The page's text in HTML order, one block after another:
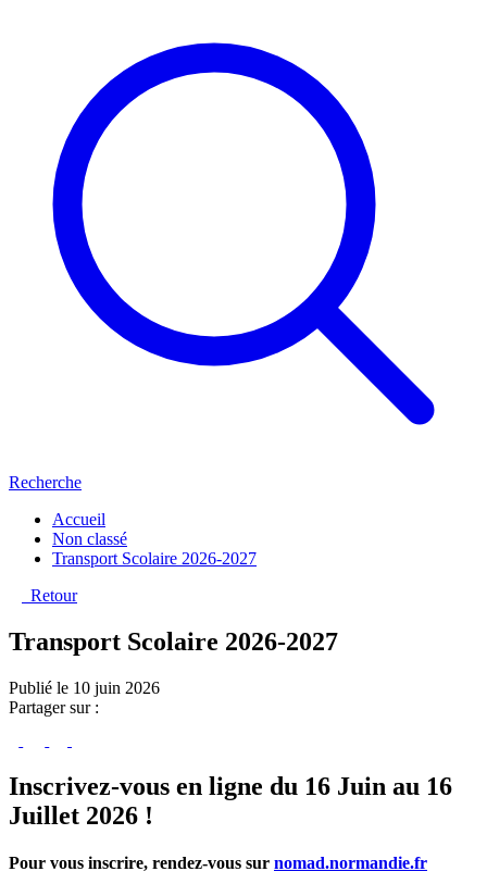
Recherche
Accueil
Non classé
Transport Scolaire 2026-2027
Retour
Transport Scolaire 2026-2027
Publié le 10 juin 2026
Partager sur :
Inscrivez-vous en ligne du 16 Juin au 16
Juillet 2026 !
Pour vous inscrire, rendez-vous sur nomad.normandie.fr